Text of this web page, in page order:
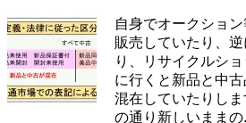
自身でオークショ
販売していたり、
り、リサイクルシ
に行くと新品と中
混在していたりし
の通り新しいままの